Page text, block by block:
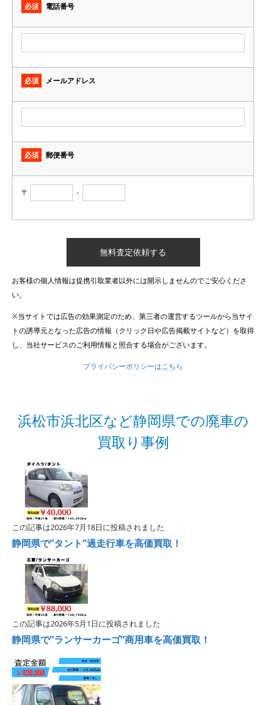
必須 電話番号
必須 メールアドレス
必須 郵便番号
〒 -
お客様の個人情報は提携引取業者以外には開示しませんのでご安心くださ
い。
※当サイトでは広告の効果測定のため、第三者の運営するツールから当サイ
トの誘導元となった広告の情報（クリック日や広告掲載サイトなど）を取得
し、当社サービスのご利用情報と照合する場合がございます。
プライバシーポリシーはこちら
浜松市浜北区など静岡県での廃車の
買取り事例
この記事は2026年7月18日に投稿されました
静岡県で”タント”過走行車を高価買取！
この記事は2026年5月1日に投稿されました
静岡県で”ランサーカーゴ”商用車を高価買取！